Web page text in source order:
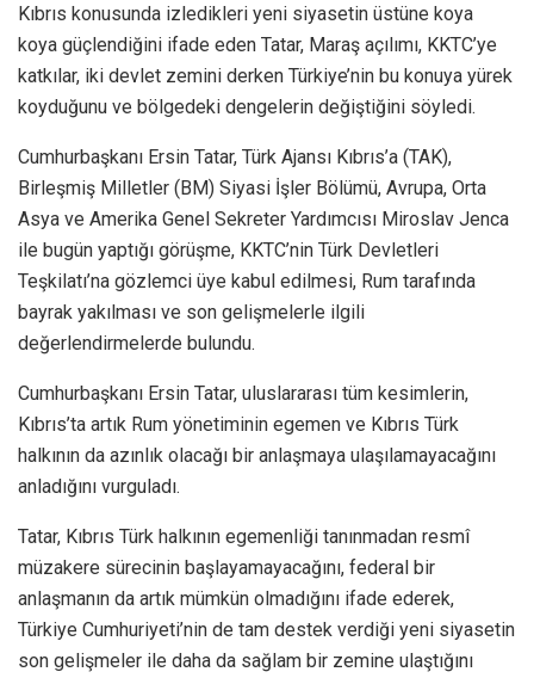
Kıbrıs konusunda izledikleri yeni siyasetin üstüne koya
koya güçlendiğini ifade eden Tatar, Maraş açılımı, KKTC’ye
katkılar, iki devlet zemini derken Türkiye’nin bu konuya yürek
koyduğunu ve bölgedeki dengelerin değiştiğini söyledi.
Cumhurbaşkanı Ersin Tatar, Türk Ajansı Kıbrıs’a (TAK),
Birleşmiş Milletler (BM) Siyasi İşler Bölümü, Avrupa, Orta
Asya ve Amerika Genel Sekreter Yardımcısı Miroslav Jenca
ile bugün yaptığı görüşme, KKTC’nin Türk Devletleri
Teşkilatı’na gözlemci üye kabul edilmesi, Rum tarafında
bayrak yakılması ve son gelişmelerle ilgili
değerlendirmelerde bulundu.
Cumhurbaşkanı Ersin Tatar, uluslararası tüm kesimlerin,
Kıbrıs’ta artık Rum yönetiminin egemen ve Kıbrıs Türk
halkının da azınlık olacağı bir anlaşmaya ulaşılamayacağını
anladığını vurguladı.
Tatar, Kıbrıs Türk halkının egemenliği tanınmadan resmî
müzakere sürecinin başlayamayacağını, federal bir
anlaşmanın da artık mümkün olmadığını ifade ederek,
Türkiye Cumhuriyeti’nin de tam destek verdiği yeni siyasetin
son gelişmeler ile daha da sağlam bir zemine ulaştığını